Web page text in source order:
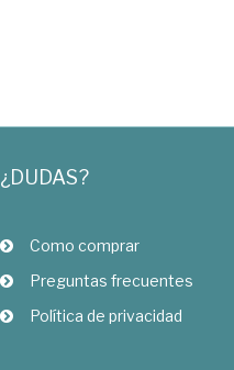
¿DUDAS?
Como comprar
Preguntas frecuentes
Política de privacidad